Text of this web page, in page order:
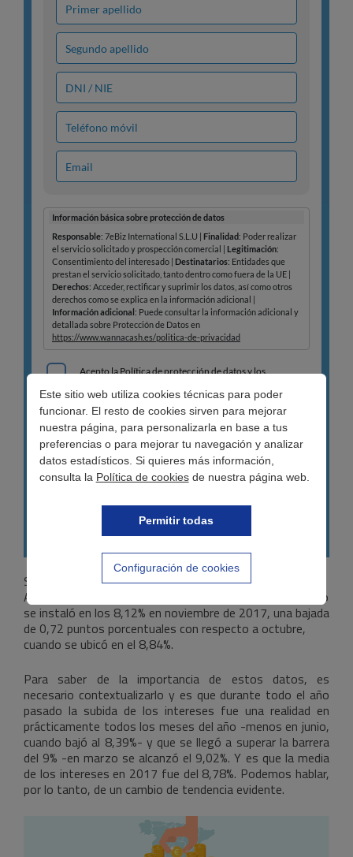
Este sitio web utiliza cookies técnicas para poder
funcionar. El resto de cookies sirven para mejorar
nuestra página, para personalizarla en base a tus
preferencias o para mejorar tu navegación y analizar
datos estadísticos. Si quieres más información,
consulta la Política de cookiesde nuestra página web.
Permitir todas
Configuración de cookies
Según el nuevo informe del Banco de España, la Tasa
Anual Equivalente (TAE) media de los créditos al consumo
se instaló en los 8,12% en noviembre de 2017, una bajada
de 0,72 puntos porcentuales con respecto a octubre,
cuando se ubicó en el 8,84%.
Para saber de la importancia de estos datos, es
necesario contextualizarlo y es que durante todo el año
pasado la subida de los intereses fue una realidad en
prácticamente todos los meses del año -menos en junio,
cuando bajó al 8,39%- y que se llegó a superar la barrera
del 9% -en marzo se alcanzó el 9,02%. Y es que la media
de los intereses en 2017 fue del 8,78%. Podemos hablar,
por lo tanto, de un cambio de tendencia evidente.